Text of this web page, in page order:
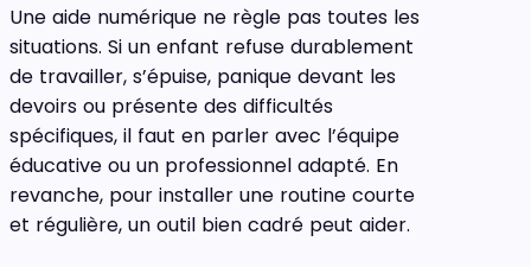
Une aide numérique ne règle pas toutes les
situations. Si un enfant refuse durablement
de travailler, s’épuise, panique devant les
devoirs ou présente des difficultés
spécifiques, il faut en parler avec l’équipe
éducative ou un professionnel adapté. En
revanche, pour installer une routine courte
et régulière, un outil bien cadré peut aider.